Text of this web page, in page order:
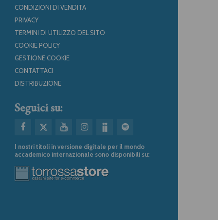
CONDIZIONI DI VENDITA
PRIVACY
TERMINI DI UTILIZZO DEL SITO
COOKIE POLICY
GESTIONE COOKIE
CONTATTACI
DISTRIBUZIONE
Seguici su:
I nostri titoli in versione digitale per il mondo
accademico internazionale sono disponibili su: